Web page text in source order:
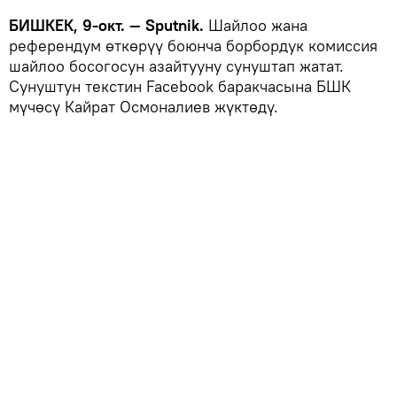
БИШКЕК, 9-окт. — Sputnik. Шайлоо жана
референдум өткөрүү боюнча борбордук комиссия
шайлоо босогосун азайтууну сунуштап жатат.
Сунуштун текстин Facebook баракчасына БШК
мүчөсү Кайрат Осмоналиев жүктөдү.